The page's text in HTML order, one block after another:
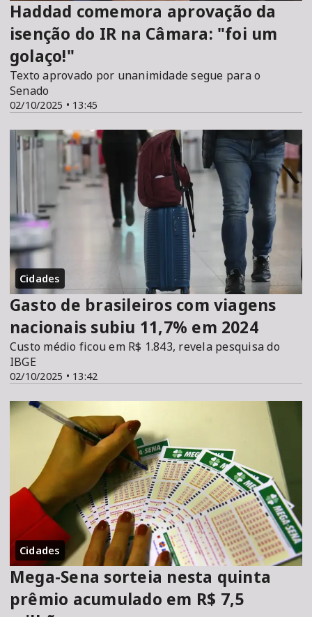
02/10/2025 • 13:45
Haddad comemora aprovação da
isenção do IR na Câmara: "foi um
golaço!"
Texto aprovado por unanimidade segue para o
Senado
Cidades
02/10/2025 • 13:42
Gasto de brasileiros com viagens
nacionais subiu 11,7% em 2024
Custo médio ficou em R$ 1.843, revela pesquisa do
IBGE
Cidades
Mega-Sena sorteia nesta quinta
prêmio acumulado em R$ 7,5